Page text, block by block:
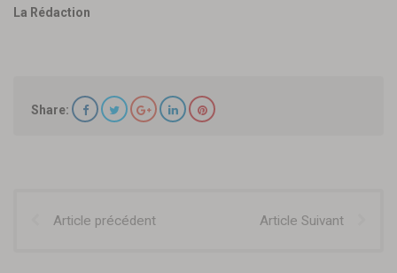
La Rédaction
Share:
Article précédent Article Suivant